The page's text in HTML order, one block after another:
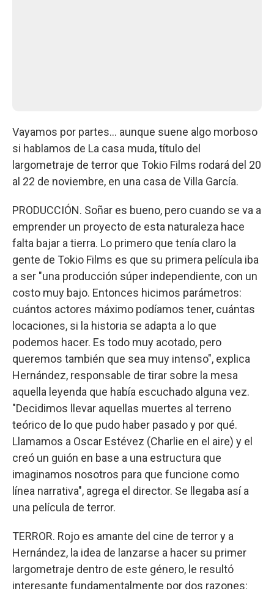
Vayamos por partes… aunque suene algo morboso
si hablamos de La casa muda, título del
largometraje de terror que Tokio Films rodará del 20
al 22 de noviembre, en una casa de Villa García.
PRODUCCIÓN. Soñar es bueno, pero cuando se va a
emprender un proyecto de esta naturaleza hace
falta bajar a tierra. Lo primero que tenía claro la
gente de Tokio Films es que su primera película iba
a ser "una producción súper independiente, con un
costo muy bajo. Entonces hicimos parámetros:
cuántos actores máximo podíamos tener, cuántas
locaciones, si la historia se adapta a lo que
podemos hacer. Es todo muy acotado, pero
queremos también que sea muy intenso", explica
Hernández, responsable de tirar sobre la mesa
aquella leyenda que había escuchado alguna vez.
"Decidimos llevar aquellas muertes al terreno
teórico de lo que pudo haber pasado y por qué.
Llamamos a Oscar Estévez (Charlie en el aire) y el
creó un guión en base a una estructura que
imaginamos nosotros para que funcione como
línea narrativa", agrega el director. Se llegaba así a
una película de terror.
TERROR. Rojo es amante del cine de terror y a
Hernández, la idea de lanzarse a hacer su primer
largometraje dentro de este género, le resultó
interesante fundamentalmente por dos razones: